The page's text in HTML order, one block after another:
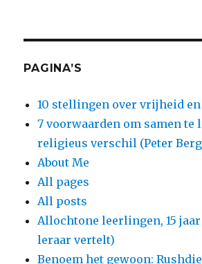
PAGINA’S
10 stellingen over vrijheid
7 voorwaarden om samen te
religieus verschil (Peter
About Me
All pages
All posts
Allochtone leerlingen, 15
leraar vertelt)
Benoem het gewoon: